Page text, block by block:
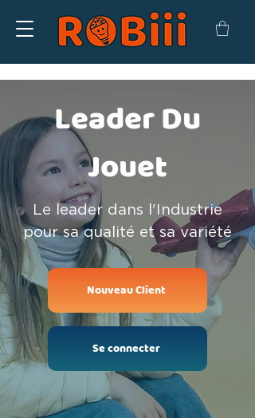
Leader Du
Jouet
Le leader dans l'Industrie
pour sa qualité et sa variété
Nouveau Client
Se connecter